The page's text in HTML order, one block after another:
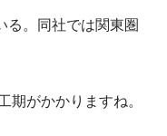
る。同社では関東圏
期がかかりますね。